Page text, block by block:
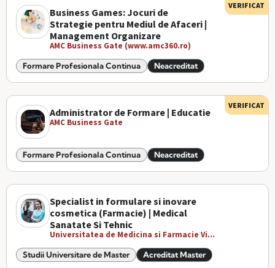
Business Games: Jocuri de
Strategie pentru Mediul de Afaceri |
Management Organizare
AMC Business Gate (www.amc360.ro)
Formare Profesionala Continua Neacreditat
VERIFICAT
Administrator de Formare | Educatie
AMC Business Gate
Formare Profesionala Continua Neacreditat
VERIFICAT
Specialist in formulare si inovare
cosmetica (Farmacie) | Medical
Sanatate Si Tehnic
Universitatea de Medicina si Farmacie Vi...
Studii Universitare de Master Acreditat Master